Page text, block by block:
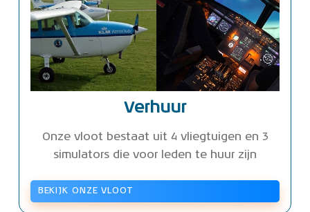
Verhuur
Onze vloot bestaat uit 4 vliegtuigen en 3
simulators die voor leden te huur zijn
BEKIJK ONZE VLOOT